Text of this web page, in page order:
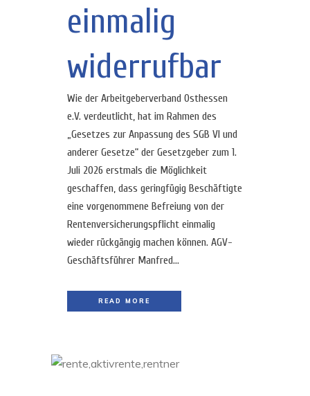
einmalig
widerrufbar
Wie der Arbeitgeberverband Osthessen
e.V. verdeutlicht, hat im Rahmen des
„Gesetzes zur Anpassung des SGB VI und
anderer Gesetze“ der Gesetzgeber zum 1.
Juli 2026 erstmals die Möglichkeit
geschaffen, dass geringfügig Beschäftigte
eine vorgenommene Befreiung von der
Rentenversicherungspflicht einmalig
wieder rückgängig machen können. AGV-
Geschäftsführer Manfred...
READ MORE